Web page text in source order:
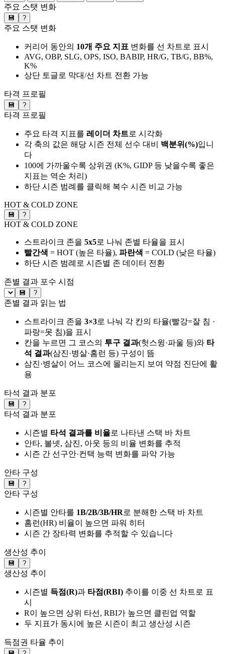
주요 스탯 변화
💾 ?
주요 스탯 변화
커리어 동안의 10개 주요 지표 변화를 선 차트로 표시
AVG, OBP, SLG, OPS, ISO, BABIP, HR/G, TB/G, BB%,
K%
상단 토글로 막대/선 차트 전환 가능
타격 프로필
💾 ?
타격 프로필
주요 타격 지표를 레이더 차트로 시각화
각 축의 값은 해당 시즌 전체 선수 대비 백분위(%)입니
다
100에 가까울수록 상위권 (K%, GIDP 등 낮을수록 좋은
지표는 역순 처리)
하단 시즌 범례를 클릭해 복수 시즌 비교 가능
HOT & COLD ZONE
💾 ?
HOT & COLD ZONE
스트라이크 존을 5x5로 나눠 존별 타율을 표시
빨간색 = HOT (높은 타율), 파란색 = COLD (낮은 타율)
하단 시즌 범례로 시즌별 존 데이터 전환
존별 결과 포수 시점
💾 ?
존별 결과 읽는 법
스트라이크 존을 3×3로 나눠 각 칸의 타율(빨강=잘 침 ·
파랑=못 침)을 표시
칸을 누르면 그 코스의 투구 결과(헛스윙·파울 등)와 타
석 결과(삼진·병살·홈런 등) 구성이 뜸
삼진·병살이 어느 코스에 몰리는지 보여 약점 진단에 활
용
타석 결과 분포
💾 ?
타석 결과 분포
시즌별 타석 결과를 비율로 나타낸 스택 바 차트
안타, 볼넷, 삼진, 아웃 등의 비율 변화를 추적
시즌 간 선구안·컨택 능력 변화를 파악 가능
안타 구성
💾 ?
안타 구성
시즌별 안타를 1B/2B/3B/HR로 분해한 스택 바 차트
홈런(HR) 비율이 높으면 파워 히터
시즌 간 장타력 변화를 추적할 수 있습니다
생산성 추이
💾 ?
생산성 추이
시즌별 득점(R)과 타점(RBI) 추이를 이중 선 차트로 표
시
R이 높으면 상위 타선, RBI가 높으면 클린업 역할
두 지표가 동시에 높은 시즌이 최고 생산성 시즌
득점권 타율 추이